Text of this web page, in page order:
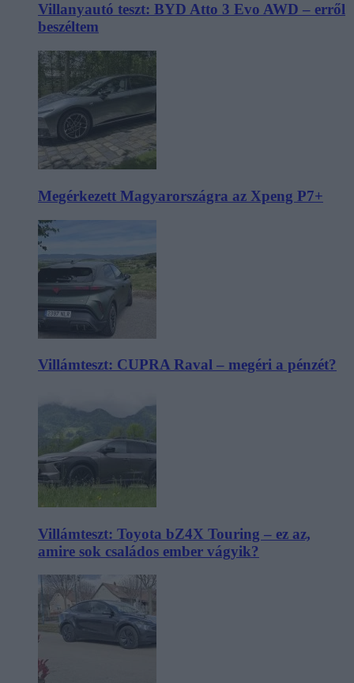
Villanyautó teszt: BYD Atto 3 Evo AWD – erről
beszéltem
Megérkezett Magyarországra az Xpeng P7+
Villámteszt: CUPRA Raval – megéri a pénzét?
Villámteszt: Toyota bZ4X Touring – ez az,
amire sok családos ember vágyik?